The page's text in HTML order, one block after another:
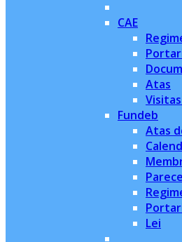
CAE
Atas
Fundeb
Atas
Lei